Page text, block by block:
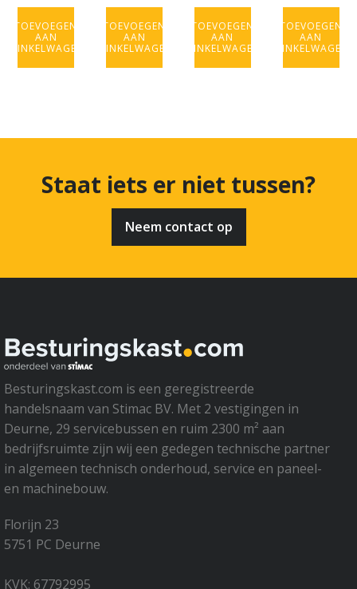
TOEVOEGEN
AAN
WINKELWAGEN
TOEVOEGEN
AAN
WINKELWAGEN
TOEVOEGEN
AAN
WINKELWAGEN
TOEVOEGEN
AAN
WINKELWAGEN
Staat iets er niet tussen?
Neem contact op
Besturingskast.com is een geregistreerde
handelsnaam van Stimac BV. Met 2 vestigingen in
Deurne, 29 servicebussen en ruim 2300 m² aan
bedrijfsruimte zijn wij een gedegen technische partner
in algemeen technisch onderhoud, service en paneel-
en machinebouw.
Florijn 23
5751 PC Deurne
KVK: 67792995